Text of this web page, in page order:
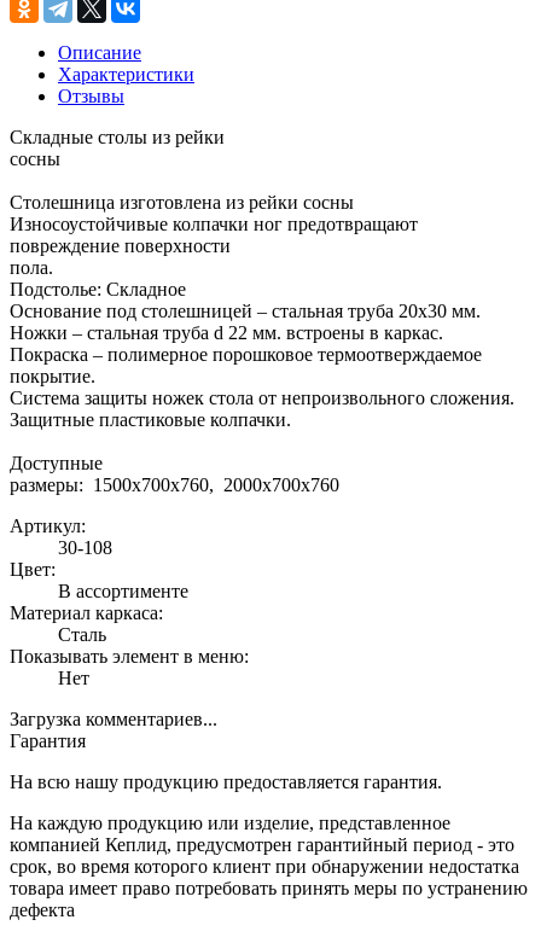
Описание
Характеристики
Отзывы
Складные столы из рейки
сосны
Столешница изготовлена из рейки сосны
Износоустойчивые колпачки ног предотвращают
повреждение поверхности
пола.
Подстолье: Складное
Основание под столешницей – стальная труба 20х30 мм.
Ножки – стальная труба d 22 мм. встроены в каркас.
Покраска – полимерное порошковое термоотверждаемое
покрытие.
Система защиты ножек стола от непроизвольного сложения.
Защитные пластиковые колпачки.
Доступные
размеры: 1500х700х760, 2000х700х760
Артикул:
30-108
Цвет:
В ассортименте
Материал каркаса:
Сталь
Показывать элемент в меню:
Нет
Загрузка комментариев...
Гарантия
На всю нашу продукцию предоставляется гарантия.
На каждую продукцию или изделие, представленное
компанией Кеплид, предусмотрен гарантийный период - это
срок, во время которого клиент при обнаружении недостатка
товара имеет право потребовать принять меры по устранению
дефекта